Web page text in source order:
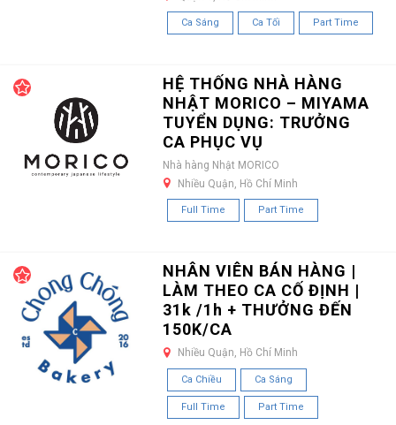
Ca Sáng Ca Tối Part Time
HỆ THỐNG NHÀ HÀNG
NHẬT MORICO – MIYAMA
TUYỂN DỤNG: TRƯỞNG
CA PHỤC VỤ
Nhà hàng Nhật MORICO
Nhiều Quận, Hồ Chí Minh
Full Time Part Time
NHÂN VIÊN BÁN HÀNG |
LÀM THEO CA CỐ ĐỊNH |
31k /1h + THƯỞNG ĐẾN
150K/CA
Nhiều Quận, Hồ Chí Minh
Ca Chiều Ca Sáng
Full Time Part Time